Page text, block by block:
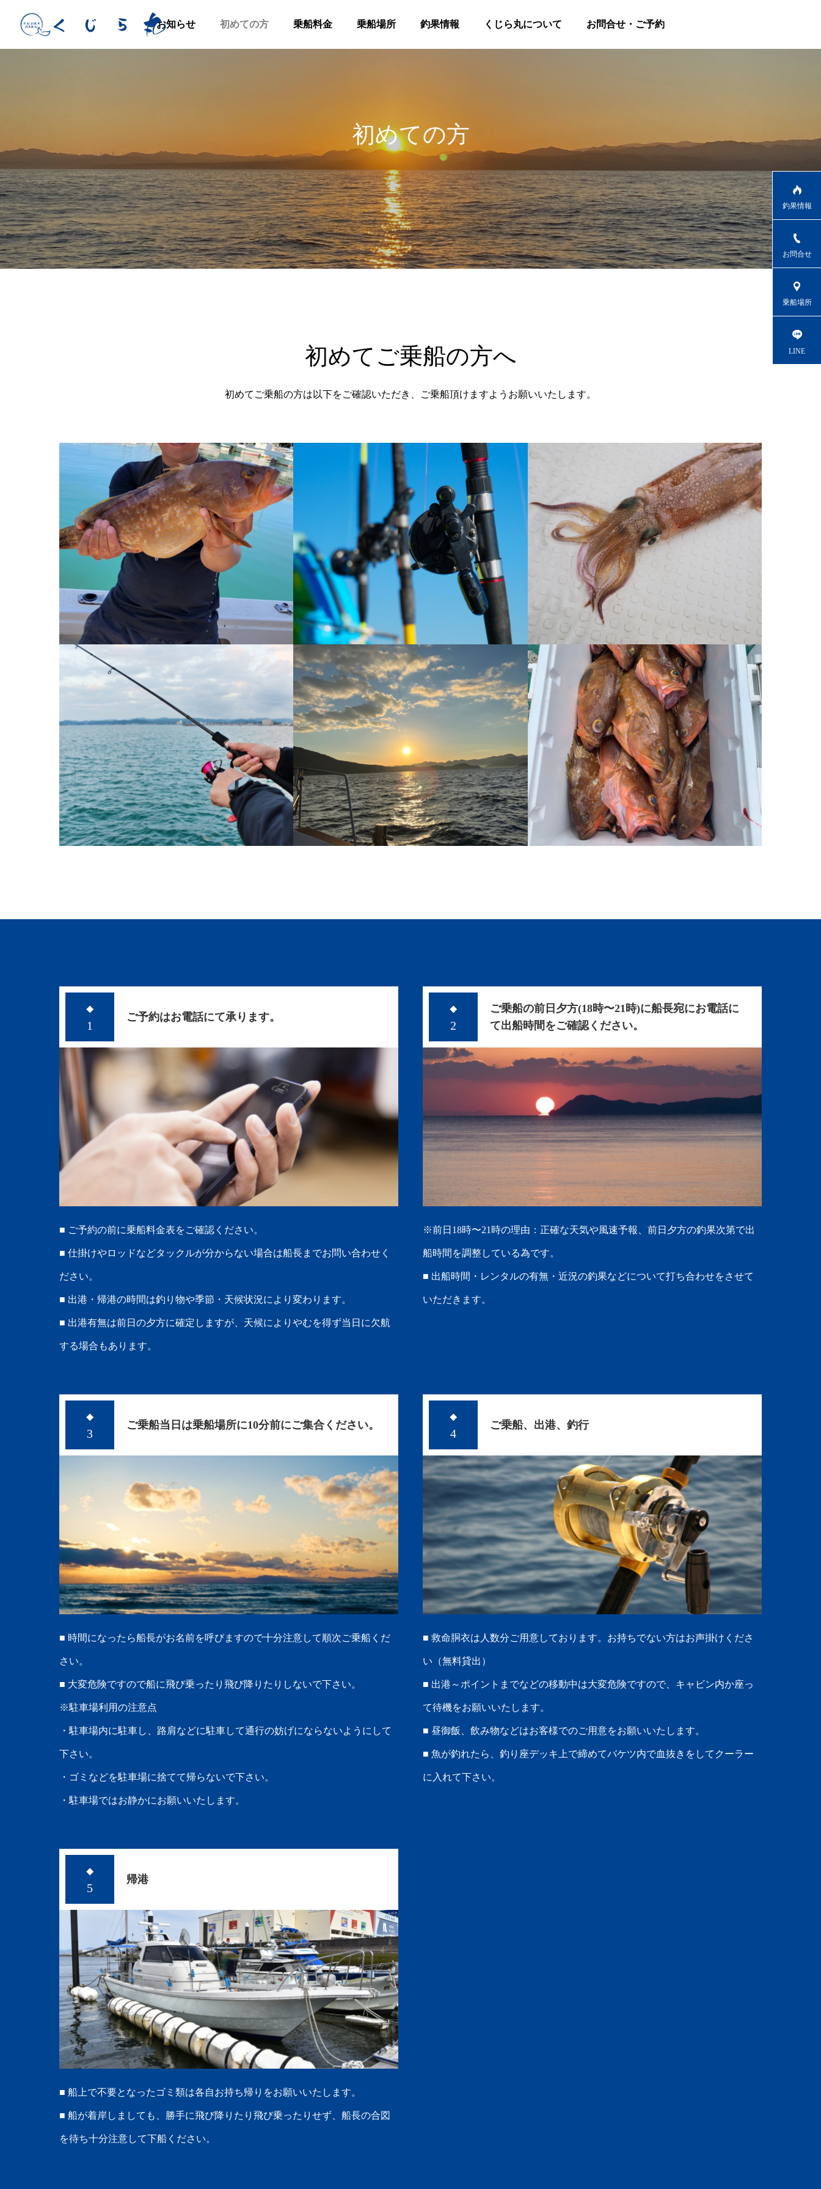
お知らせ 初めての方 乗船料金 乗船場所 釣果情報 くじら丸について お問合せ・ご予約
初めての方
初めてご乗船の方へ
初めてご乗船の方は以下をご確認いただき、ご乗船頂けますようお願いいたします。
◆
1
ご予約はお電話にて承ります。
■ ご予約の前に乗船料金表をご確認ください。
■ 仕掛けやロッドなどタックルが分からない場合は船長までお問い合わせく
ださい。
■ 出港・帰港の時間は釣り物や季節・天候状況により変わります。
■ 出港有無は前日の夕方に確定しますが、天候によりやむを得ず当日に欠航
する場合もあります。
◆
2
ご乗船の前日夕方(18時〜21時)に船長宛にお電話に
て出船時間をご確認ください。
※前日18時〜21時の理由：正確な天気や風速予報、前日夕方の釣果次第で出
船時間を調整している為です。
■ 出船時間・レンタルの有無・近況の釣果などについて打ち合わせをさせて
いただきます。
◆
3
ご乗船当日は乗船場所に10分前にご集合ください。
■ 時間になったら船長がお名前を呼びますので十分注意して順次ご乗船くだ
さい。
■ 大変危険ですので船に飛び乗ったり飛び降りたりしないで下さい。
※駐車場利用の注意点
・駐車場内に駐車し、路肩などに駐車して通行の妨げにならないようにして
下さい。
・ゴミなどを駐車場に捨てて帰らないで下さい。
・駐車場ではお静かにお願いいたします。
◆
4
ご乗船、出港、釣行
■ 救命胴衣は人数分ご用意しております。お持ちでない方はお声掛けくださ
い（無料貸出）
■ 出港～ポイントまでなどの移動中は大変危険ですので、キャビン内か座っ
て待機をお願いいたします。
■ 昼御飯、飲み物などはお客様でのご用意をお願いいたします。
■ 魚が釣れたら、釣り座デッキ上で締めてバケツ内で血抜きをしてクーラー
に入れて下さい。
◆
5
帰港
■ 船上で不要となったゴミ類は各自お持ち帰りをお願いいたします。
■ 船が着岸しましても、勝手に飛び降りたり飛び乗ったりせず、船長の合図
を待ち十分注意して下船ください。
釣果情報
お問合せ
乗船場所
LINE